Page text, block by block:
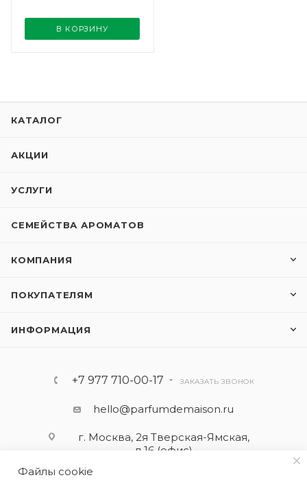
В КОРЗИНУ
КАТАЛОГ
АКЦИИ
УСЛУГИ
СЕМЕЙСТВА АРОМАТОВ
КОМПАНИЯ
ПОКУПАТЕЛЯМ
ИНФОРМАЦИЯ
+7 977 710-00-17 ЗАКАЗАТЬ ЗВОНОК
hello@parfumdemaison.ru
г. Москва, 2я Тверская-Ямская,
д.16 (офис)
Файлы cookie